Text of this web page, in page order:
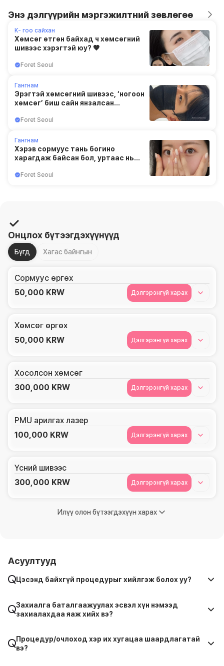
Энэ дэлгүүрийн мэргэжилтний зөвлөгөө
K- гоо сайхан
Хөмсөг өтгөн байхад ч хөмсөгний
шивээс хэрэгтэй юу? 🤎
Foret Seoul
Гангнам
Эрэгтэй хөмсөгний шивээс, ‘ногоон
хөмсөг’ биш сайн янзалсан
Foret Seoul
Гангнам
Хэрэв сормуус тань богино
харагдаж байсан бол, уртаас нь
болох юм 🤍
Foret Seoul
Онцлох бүтээгдэхүүнүүд
Бүгд Хагас байнгын
Сормуус өргөх
50,000 KRW Дэлгэрэнгүй харах
Хөмсөг өргөх
50,000 KRW Дэлгэрэнгүй харах
Хосолсон хөмсөг
300,000 KRW Дэлгэрэнгүй харах
PMU арилгах лазер
100,000 KRW Дэлгэрэнгүй харах
Үсний шивээс
300,000 KRW Дэлгэрэнгүй харах
Илүү олон бүтээгдэхүүн харах
Асуултууд
Цэсэнд байхгүй процедурыг хийлгэж болох уу?
Захиалга баталгаажуулах эсвэл хүн нэмээд
захиалахдаа яаж хийх вэ?
Процедур/очлоход хэр их хугацаа шаардлагатай
вэ?